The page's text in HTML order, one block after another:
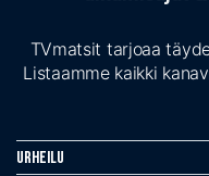
TVmatsit tarjoaa
Listaamme kaikki
Urheilu